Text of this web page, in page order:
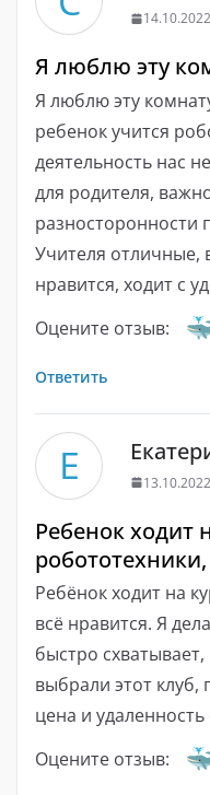
14.10.2022
Я люблю эту
Я люблю эту
ребенок учится
деятельность нас
для родителя,
разносторонности
Учителя отличные,
нравится, ходит с
Оцените отзыв:
Ответить
Е 13.10.2022
Ребенок ходит
Ребёнок ходит на
всё нравится. Я
быстро
выбрали этот клуб,
цена и
Оцените отзыв: